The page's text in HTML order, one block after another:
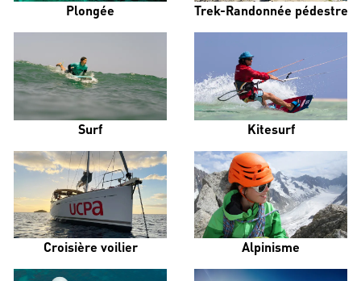
Plongée Trek-Randonnée pédestre
Surf Kitesurf
Croisière voilier Alpinisme